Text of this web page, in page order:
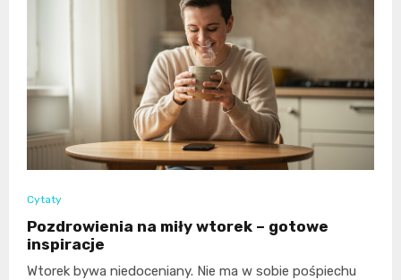
Cytaty
Pozdrowienia na miły wtorek – gotowe
inspiracje
Wtorek bywa niedoceniany. Nie ma w sobie pośpiechu